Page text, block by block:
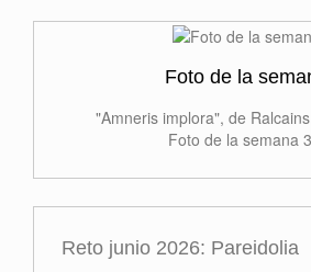
Foto de la
"Amneris implora", de
Foto de la semana
Reto junio 2026: Pareidolia